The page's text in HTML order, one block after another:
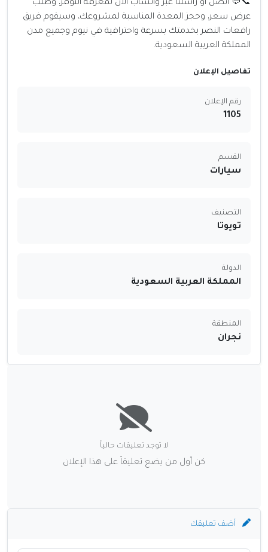
📞💬 اتصل أو راسلنا عبر واتساب الآن لمعرفة التوفر، وطلب
عرض سعر، وحجز المعدة المناسبة لمشروعك، وسيقوم فريق
رافعات النصر بخدمتك بسرعة واحترافية في نيوم وجميع مدن
المملكة العربية السعودية.
تفاصيل الإعلان
رقم الإعلان
1105
القسم
سيارات
التصنيف
تويوتا
الدولة
المملكة العربية السعودية
المنطقة
نجران
لا توجد تعليقات حالياً
كن أول من يضع تعليقاً على هذا الإعلان
أضف تعليقك